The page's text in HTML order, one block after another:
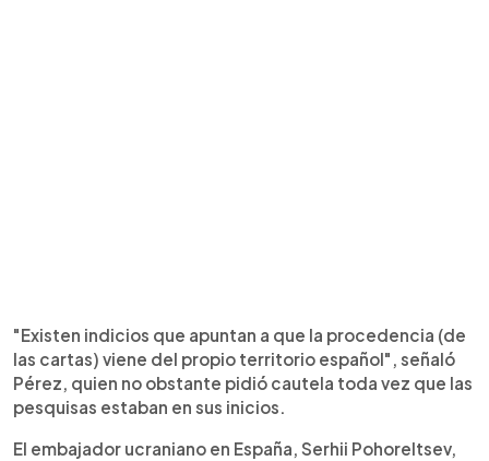
"Existen indicios que apuntan a que la procedencia (de
las cartas) viene del propio territorio español", señaló
Pérez, quien no obstante pidió cautela toda vez que las
pesquisas estaban en sus inicios.
El embajador ucraniano en España, Serhii Pohoreltsev,